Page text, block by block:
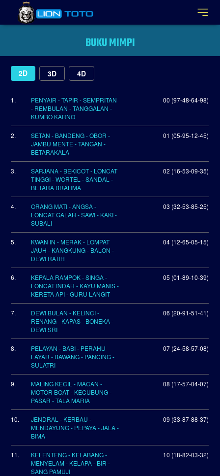
BUKU MIMPI
2D 3D 4D
1.
PENYAIR - TAPIR - SEMPRITAN
- REMBULAN - TANGGALAN -
KUMBO KARNO
00 (97-48-64-98)
2.
SETAN - BANDENG - OBOR -
JAMBU MENTE - TANGAN -
BETARAKALA
01 (05-95-12-45)
3.
SARJANA - BEKICOT - LONCAT
TINGGI - WORTEL - SANDAL -
BETARA BRAHMA
02 (16-53-09-35)
4.
ORANG MATI - ANGSA -
LONCAT GALAH - SAWI - KAKI -
SUBALI
03 (32-53-85-25)
5.
KWAN IN - MERAK - LOMPAT
JAUH - KANGKUNG - BALON -
DEWI RATIH
04 (12-65-05-15)
6.
KEPALA RAMPOK - SINGA -
LONCAT INDAH - KAYU MANIS -
KERETA API - GURU LANGIT
05 (01-89-10-39)
7.
DEWI BULAN - KELINCI -
RENANG - KAPAS - BONEKA -
DEWI SRI
06 (20-91-51-41)
8.
PELAYAN - BABI - PERAHU
LAYAR - BAWANG - PANCING -
SULATRI
07 (24-58-57-08)
9.
MALING KECIL - MACAN -
MOTOR BOAT - KECUBUNG -
PASAR - TALA MARIA
08 (17-57-04-07)
10.
JENDRAL - KERBAU -
MENDAYUNG - PEPAYA - JALA -
BIMA
09 (33-87-88-37)
11.
KELENTENG - KELABANG -
MENYELAM - KELAPA - BIR -
SANG PAMUJI
10 (18-82-03-32)